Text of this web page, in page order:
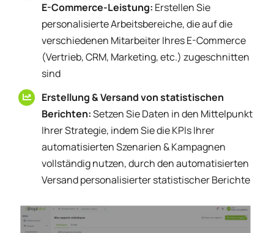
E-Commerce-Leistung: Erstellen Sie
personalisierte Arbeitsbereiche, die auf die
verschiedenen Mitarbeiter Ihres E-Commerce
(Vertrieb, CRM, Marketing, etc.) zugeschnitten
sind
Erstellung & Versand von statistischen
Berichten:Setzen Sie Daten in den Mittelpunkt
Ihrer Strategie, indem Sie die KPIs Ihrer
automatisierten Szenarien & Kampagnen
vollständig nutzen, durch den automatisierten
Versand personalisierter statistischer Berichte